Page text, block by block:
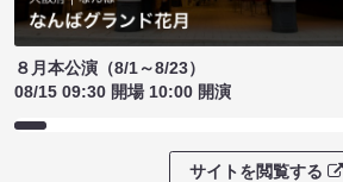
８月本公演（8/1～8/23）
08/15 09:30 開場 10:00 開演
サイトを閲覧する